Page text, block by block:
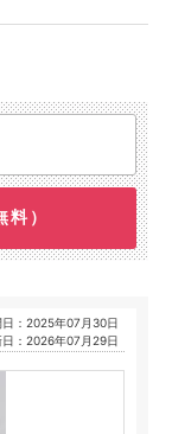
）
日：2025年07月30日
日：2026年07月29日